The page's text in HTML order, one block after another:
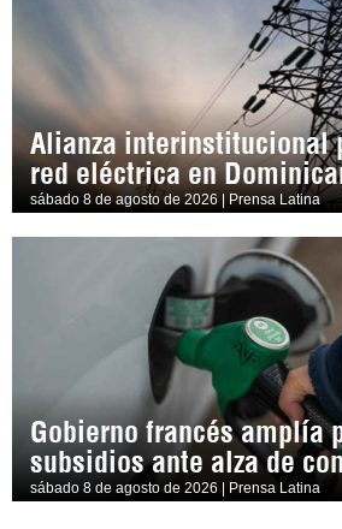
Alianza interinstitucional
red eléctrica en
sábado 8 de agosto de 2026 | Prensa Latina
Gobierno francés amplía
subsidios ante alza de
sábado 8 de agosto de 2026 | Prensa Latina